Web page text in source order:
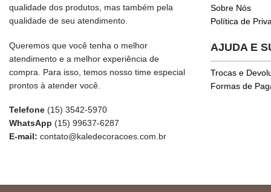
qualidade dos produtos, mas também pela
qualidade de seu atendimento.
Queremos que você tenha o melhor
atendimento e a melhor experiência de
compra. Para isso, temos nosso time especial
prontos à atender você.
Telefone (15) 3542-5970
WhatsApp (15) 99637-6287
E-mail: contato@kaledecoracoes.com.br
Sobre Nós
Política de
AJUDA E
Trocas e
Formas de